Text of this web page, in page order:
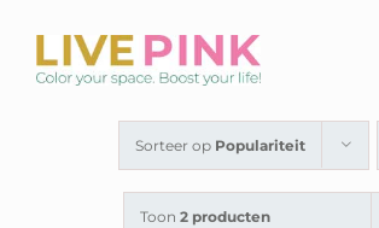
naar
inhoud
Thuiswerkplek
Sorteer op Populariteit
Toon 2 producten